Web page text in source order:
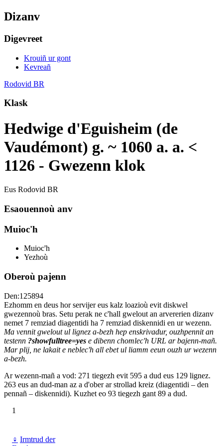
Dizanv
Digevreet
Krouiñ ur gont
Kevreañ
Rodovid BR
Klask
Hedwige d'Eguisheim (de
Vaudémont) g. ~ 1060 a. a. <
1126 - Gwezenn klok
Eus Rodovid BR
Esaouennoù anv
Muioc'h
Muioc'h
Yezhoù
Oberoù pajenn
Den:125894
Ezhomm en deus hor servijer eus kalz loazioù evit diskwel
gwezennoù bras. Setu perak ne c'hall gwelout an arvererien dizanv
nemet 7 remziad diagentidi ha 7 remziad diskennidi en ur wezenn.
Ma vennit gwelout ul lignez a-bezh hep enskrivadur, ouzhpennit an
testenn ?showfulltree=yes e dibenn chomlec'h URL ar bajenn-mañ.
Mar plij, ne lakait e neblec'h all ebet ul liamm eeun ouzh ur wezenn
a-bezh.
Ar wezenn-mañ a vod: 271 tiegezh evit 595 a dud eus 129 lignez.
263 eus an dud-man az a d'ober ar strollad kreiz (diagentidi – den
pennañ – diskennidi). Kuzhet eo 93 tiegezh gant 89 a dud.
1
♀ Irmtrud der